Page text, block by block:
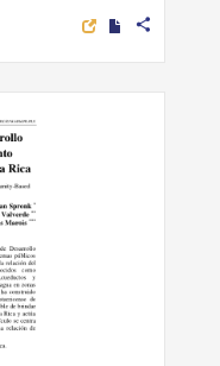
share